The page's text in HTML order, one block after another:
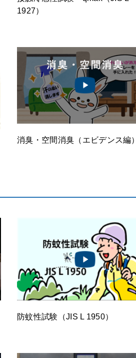
1927）
消臭・空間消臭（エビデンス編）
防蚊性試験（JIS L 1950）